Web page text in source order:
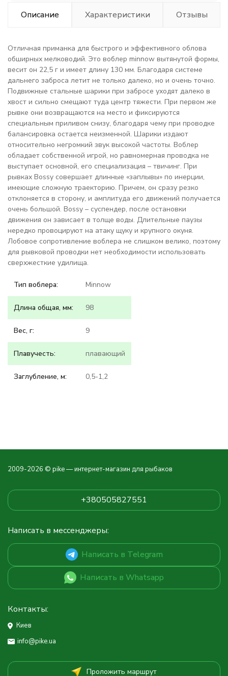
Описание Характеристики Отзывы
Отличная приманка для быстрого и эффективного облова
обширных мелководий. Это воблер minnow вытянутой формы,
весит он 22,5 г и имеет длину 130 мм. Благодаря системе
дальнего заброса летит не только далеко, но и очень точно.
Подвижные стальные шарики при забросе уходят далеко в
хвост и сильно смещают туда центр тяжести. При первом же
рывке они возвращаются на место и фиксируются
специальным приливом снизу, благодаря чему при проводке
балансировка остается неизменной. Шарики издают
относительно негромкий звук высокой частоты. Воблер
обладает собственной игрой, но равномерная проводка не
выступает основной, его специализация – твичинг. При
рывках Bossy совершает длинные «заплывы» по инерции,
имеющие сложную траекторию. Причем, он сразу резко
отклоняется в сторону, и амплитуда его движений получается
очень большой. Bossy – суспендер, после остановки
движения он зависает в толще воды. Длительные паузы
нередко провоцируют на атаку щуку и крупного окуня.
Лобовое сопротивление воблера не слишком велико, поэтому
для рывковой проводки нет необходимости использовать
сверхжесткие удилища.
Тип воблера: Minnow
Длина общая, мм: 98
Вес, г: 9
Плавучесть: плавающий
Заглубление, м: 0,5-1,2
2009-2026 © pike — интернет-магазин для рыбаков
+380505827551
Написать в мессенджеры:
Написать в Telegram
Написать в Whatsapp
Контакты:
Киев
info@pike.ua
Проложить маршрут